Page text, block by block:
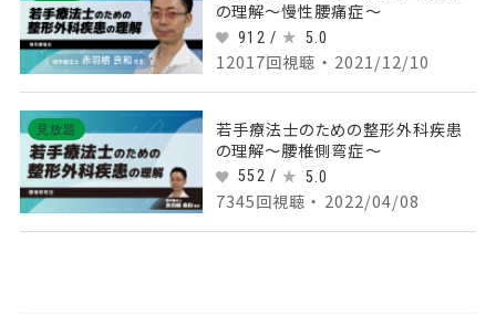
の理解～慢性腰痛症～
912 / 5.0
12017回視聴 ・ 2021/12/10
見放題
若手療法士のための整形外科疾患
の理解～腰椎側弯症～
552 / 5.0
7345回視聴 ・ 2022/04/08